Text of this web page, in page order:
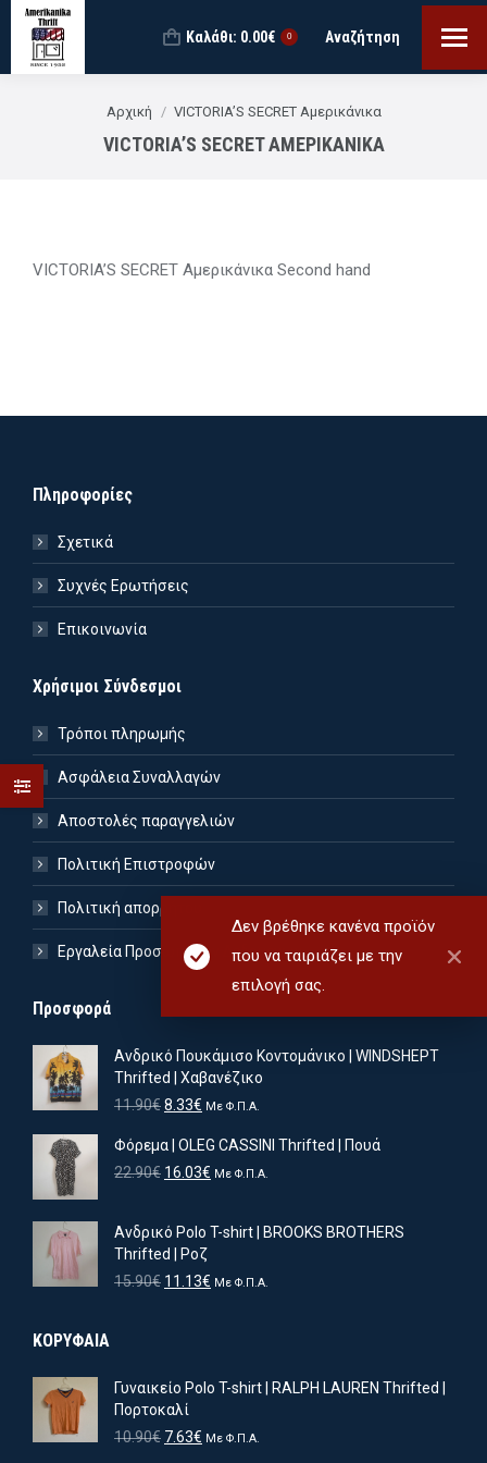
Καλάθι: 0.00€ 0 Search:
Αναζήτηση
You are here:
Αρχική VICTORIA’S SECRET Αμερικάνικα
VICTORIA’S SECRET ΑΜΕΡΙΚΆΝΙΚΑ
VICTORIA’S SECRET Αμερικάνικα Second hand
Δεν βρέθηκε κανένα προϊόν
που να ταιριάζει με την
επιλογή σας.
Πληροφορίες
Σχετικά
Συχνές Ερωτήσεις
Επικοινωνία
Χρήσιμοι Σύνδεσμοι
Τρόποι πληρωμής
Ασφάλεια Συναλλαγών
Αποστολές παραγγελιών
Πολιτική Επιστροφών
Πολιτική απορρήτου
Εργαλεία Προσωπικών Δεδομένων
Προσφορά
Ανδρικό Πουκάμισο Κοντομάνικο | WINDSHEPT
Thrifted | Χαβανέζικο
11.90€Original
was:
11.90€.
8.33€ Η
τιμή
είναι:
Με Φ.Π.Α.
Φόρεμα | OLEG CASSINI Thrifted | Πουά
22.90€ Original
22.90€.
16.03€ Η
είναι:
Με Φ.Π.Α.
Ανδρικό Polo T-shirt | BROOKS BROTHERS
Thrifted | Ροζ
15.90€ Original
11.13€ ΗΜε Φ.Π.Α.
ΚΟΡΥΦΑΙΑ
Γυναικείο Polo T-shirt | RALPH LAUREN Thrifted |
Πορτοκαλί
10.90€ Original
7.63€ ΗΜε Φ.Π.Α.